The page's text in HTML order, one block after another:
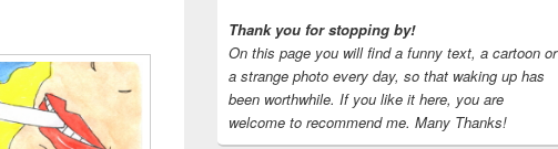
Thank you for stopping by!
On this page you will find a funny text, a cartoon or
a strange photo every day, so that waking up has
been worthwhile. If you like it here, you are
welcome to recommend me. Many Thanks!